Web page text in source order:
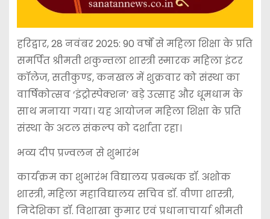
हरिद्वार, 28 नवंबर 2025: 90 वर्षों से महिला शिक्षा के प्रति
समर्पित श्रीमती शकुन्तला शास्त्री स्मारक महिला इंटर
कॉलेज, सतीकुण्ड, कनखल में शुक्रवार को संस्था का
वार्षिकोत्सव ‘इंट्रोस्पेक्शन’ बड़े उत्साह और धूमधाम के
साथ मनाया गया। यह आयोजन महिला शिक्षा के प्रति
संस्था के अटल संकल्प को दर्शाता रहा।
भव्य दीप प्रज्वलन से शुभारंभ
कार्यक्रम का शुभारंभ विद्यालय प्रबन्धक डॉ. अशोक
शास्त्री, महिला महाविद्यालय सचिव डॉ. वीणा शास्त्री,
निदेशिका डॉ. विशाखा कुमार एवं प्रधानाचार्या श्रीमती